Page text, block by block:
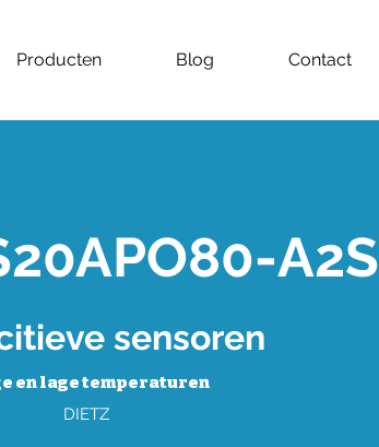
Producten Blog Contact
sensoren
en lage temperaturen
DIETZ
A2S